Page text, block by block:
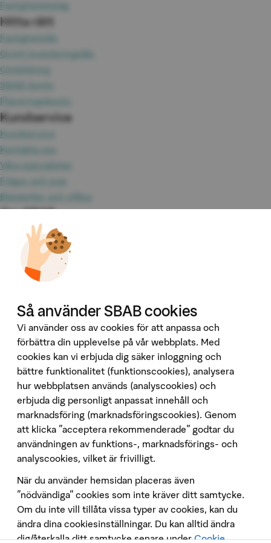
Fastighetsbolag
Hitta rätt
Fastighetslån
Grönt investeringslån
Ombildning
SBAB-konto
Placeringskonto
Kundservice
Kundservice
Kontakta oss
Våra specialister
Frågor och svar
Blanketter och villkor
Om SBAB
Fakta om SBAB
Hållbarhet
Investor Relations
Våra tjänster
Booli
Booli Pro
Hittamäklare
Developer Portal
Följ oss på sociala medier
Penningtvätt
Insättningsgarantin
Behandling av personuppgifter
Cookies
Så använder SBAB cookies
Vi använder oss av cookies för att anpassa och
förbättra din upplevelse på vår webbplats. Med
cookies kan vi erbjuda dig säker inloggning och
bättre funktionalitet (funktionscookies), analysera
hur webbplatsen används (analyscookies) och
erbjuda dig personligt anpassat innehåll och
marknadsföring (marknadsföringscookies). Genom
att klicka "acceptera rekommenderade" godtar du
användningen av funktions-, marknadsförings- och
analyscookies, vilket är frivilligt.
När du använder hemsidan placeras även
”nödvändiga” cookies som inte kräver ditt samtycke.
Om du inte vill tillåta vissa typer av cookies, kan du
ändra dina cookiesinställningar. Du kan alltid ändra
dig/återkalla ditt samtycke senare under Cookie